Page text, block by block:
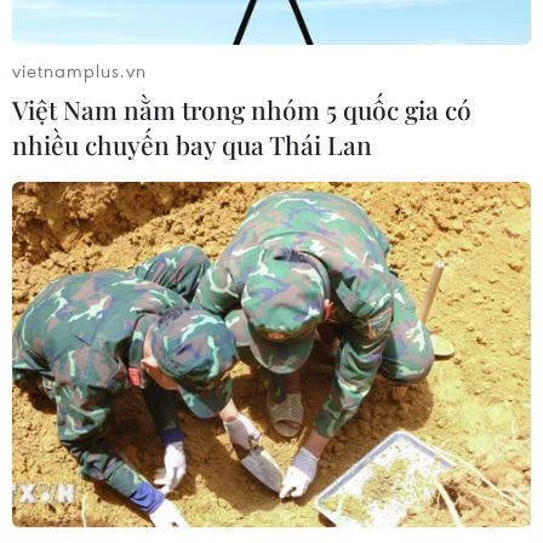
phí khám chữa bệnh bảo hiểm y tế
02/08/2026 10:10
Điều trị hiệu quả ca ung thư phổi
mang đồng thời hai đột biến gen
hiếm gặp
02/08/2026 05:58
Giao chỉ tiêu bao phủ bảo hiểm y tế
toàn quốc đạt 100% vào năm 2030
02/08/2026 04:54
Tạo đột phá từ y tế cơ sở đến phát
vietnamplus.vn
Việt Nam nằm trong nhóm 5 quốc gia có
nhiều chuyến bay qua Thái Lan